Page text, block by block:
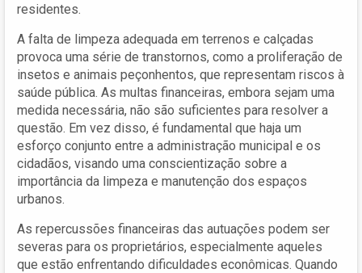
residentes.
A falta de limpeza adequada em terrenos e calçadas
provoca uma série de transtornos, como a proliferação de
insetos e animais peçonhentos, que representam riscos à
saúde pública. As multas financeiras, embora sejam uma
medida necessária, não são suficientes para resolver a
questão. Em vez disso, é fundamental que haja um
esforço conjunto entre a administração municipal e os
cidadãos, visando uma conscientização sobre a
importância da limpeza e manutenção dos espaços
urbanos.
As repercussões financeiras das autuações podem ser
severas para os proprietários, especialmente aqueles
que estão enfrentando dificuldades econômicas. Quando